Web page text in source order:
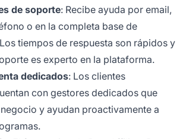
de soporte: Recibe ayuda por email,
o en la completa base de
tiempos de respuesta son rápidos y
es experto en la plataforma.
dedicados: Los clientes
con gestores dedicados que
y ayudan proactivamente a